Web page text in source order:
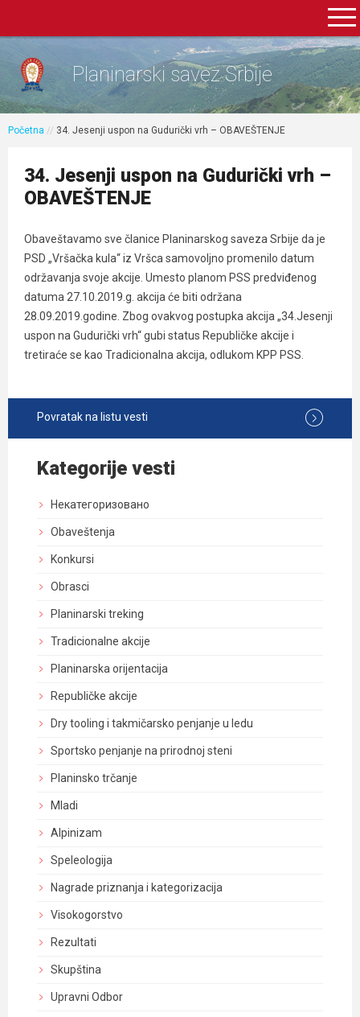
Planinarski savez Srbije
Početna // 34. Jesenji uspon na Gudurički vrh – OBAVEŠTENJE
34. Jesenji uspon na Gudurički vrh –
OBAVEŠTENJE
Obaveštavamo sve članice Planinarskog saveza Srbije da je
PSD „Vršačka kula“ iz Vršca samovoljno promenilo datum
održavanja svoje akcije. Umesto planom PSS predviđenog
datuma 27.10.2019.g. akcija će biti održana
28.09.2019.godine. Zbog ovakvog postupka akcija „34.Jesenji
uspon na Gudurički vrh“ gubi status Republičke akcije i
tretiraće se kao Tradicionalna akcija, odlukom KPP PSS.
Povratak na listu vesti
Kategorije vesti
Некатегоризовано
Obaveštenja
Konkursi
Obrasci
Planinarski treking
Tradicionalne akcije
Planinarska orijentacija
Republičke akcije
Dry tooling i takmičarsko penjanje u ledu
Sportsko penjanje na prirodnoj steni
Planinsko trčanje
Mladi
Alpinizam
Speleologija
Nagrade priznanja i kategorizacija
Visokogorstvo
Rezultati
Skupština
Upravni Odbor